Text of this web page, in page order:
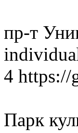
пр-т
4 https://
Парк